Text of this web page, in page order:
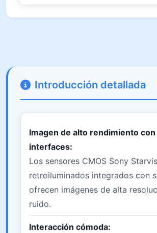
Introducción detallada
Imagen de alto rendimiento
interfaces:
Los sensores CMOS Sony Starvis
retroiluminados integrados con
ofrecen imágenes de alta
ruido.
Interacción cómoda: